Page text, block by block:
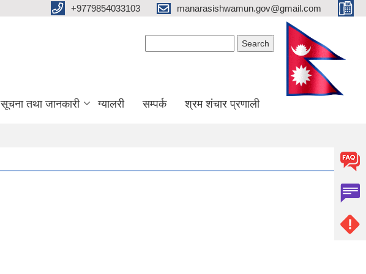
+9779854033103 manarasishwamun.gov@gmail.com
सूचना तथा जानकारी ग्यालरी सम्पर्क श्रम शंचार प्रणाली